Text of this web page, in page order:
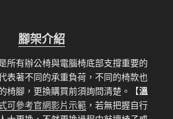
腳架介紹
所有辦公椅與電腦椅底部支撐重要的
表著不同的承重負荷，不同的椅款也
椅腳，更換購買前須詢問清楚。【溫
可參考官網影片示範 ，若無把握自行